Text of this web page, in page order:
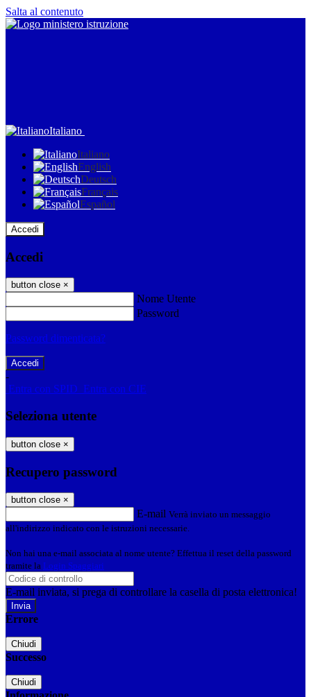
Salta al contenuto
Italiano
Italiano
English
Deutsch
Français
Español
Accedi
Accedi
button close ×
Nome Utente
Password
Password dimenticata?
-
Entra con SPID Entra con CIE
Seleziona utente
button close ×
Recupero password
button close ×
E-mail Verrà inviato un messaggio
all'indirizzo indicato con le istruzioni necessarie.
Non hai una e-mail associata al nome utente? Effettua il reset della password
tramite la Login Spaggiari
E-mail inviata, si prega di controllare la casella di posta elettronica!
Errore
Chiudi
Successo
Chiudi